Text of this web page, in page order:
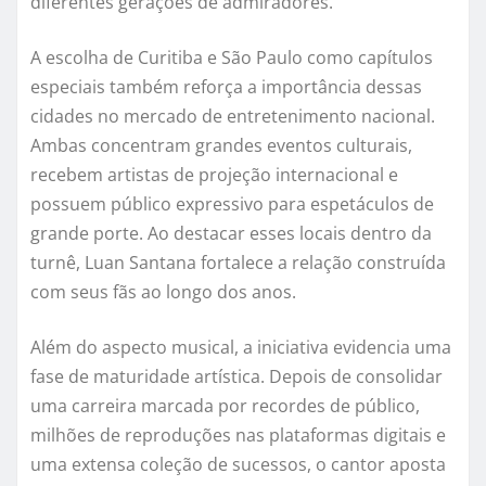
A escolha de Curitiba e São Paulo como capítulos
especiais também reforça a importância dessas
cidades no mercado de entretenimento nacional.
Ambas concentram grandes eventos culturais,
recebem artistas de projeção internacional e
possuem público expressivo para espetáculos de
grande porte. Ao destacar esses locais dentro da
turnê, Luan Santana fortalece a relação construída
com seus fãs ao longo dos anos.
Além do aspecto musical, a iniciativa evidencia uma
fase de maturidade artística. Depois de consolidar
uma carreira marcada por recordes de público,
milhões de reproduções nas plataformas digitais e
uma extensa coleção de sucessos, o cantor aposta